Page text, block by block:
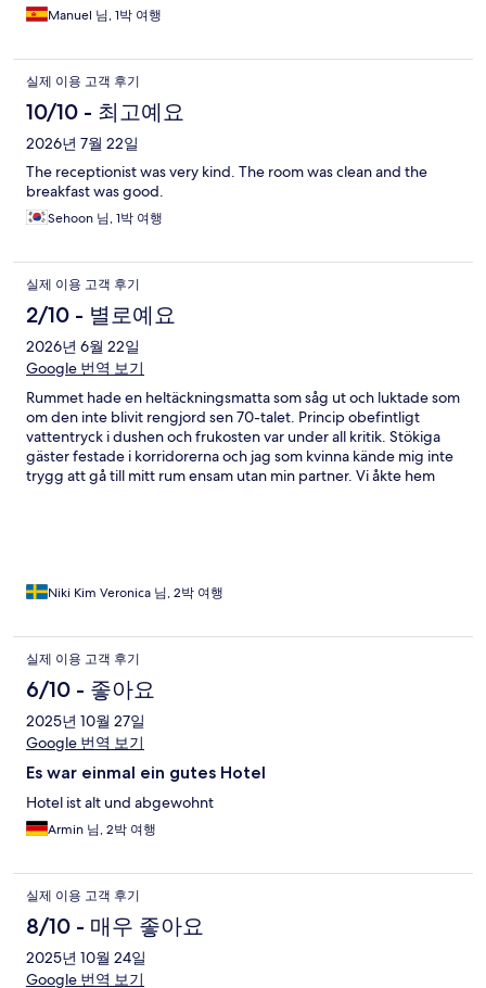
Manuel 님, 1박 여행
실제 이용 고객 후기
10/10 - 최고예요
2026년 7월 22일
The receptionist was very kind. The room was clean and the
breakfast was good.
Sehoon 님, 1박 여행
실제 이용 고객 후기
2/10 - 별로예요
2026년 6월 22일
Google 번역 보기
Rummet hade en heltäckningsmatta som såg ut och luktade som
om den inte blivit rengjord sen 70-talet. Princip obefintligt
vattentryck i dushen och frukosten var under all kritik. Stökiga
gäster festade i korridorerna och jag som kvinna kände mig inte
trygg att gå till mitt rum ensam utan min partner. Vi åkte hem
Niki Kim Veronica 님, 2박 여행
실제 이용 고객 후기
6/10 - 좋아요
2025년 10월 27일
Google 번역 보기
Es war einmal ein gutes Hotel
Hotel ist alt und abgewohnt
Armin 님, 2박 여행
실제 이용 고객 후기
8/10 - 매우 좋아요
2025년 10월 24일
Google 번역 보기